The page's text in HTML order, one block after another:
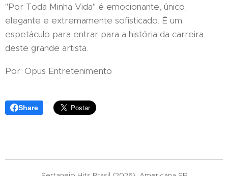
"Por Toda Minha Vida" é emocionante, único,
elegante e extremamente sofisticado. É um
espetáculo para entrar para a história da carreira
deste grande artista.
Por: Opus Entretenimento
Share